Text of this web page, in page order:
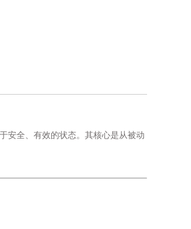
安全、有效的状态。其核心是从被动